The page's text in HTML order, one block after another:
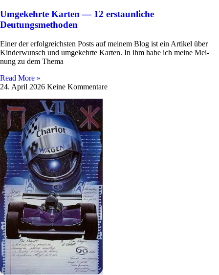
Umgekehrte Karten — 12 erstaunliche
Deutungsmethoden
Einer der erfolg­reich­sten Posts auf meinem Blog ist ein Artikel über
Kin­der­wunsch und umge­kehrte Karten. In ihm habe ich meine Mei­
nung zu dem Thema
Read More »
24. April 2026 Keine Kommentare